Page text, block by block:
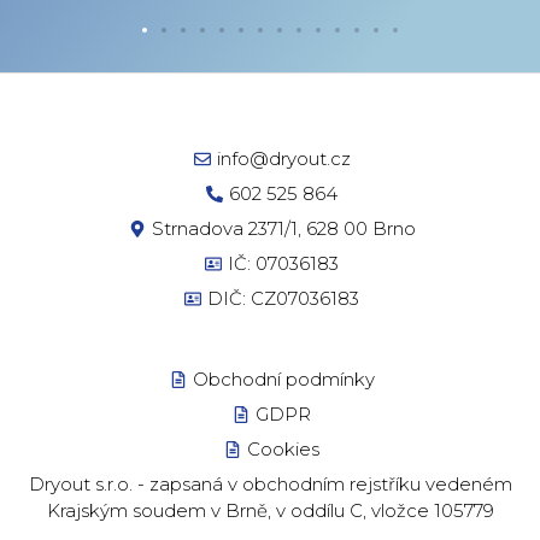
info@dryout.cz
602 525 864
Strnadova 2371/1, 628 00 Brno
IČ: 07036183
DIČ: CZ07036183
Obchodní podmínky
GDPR
Cookies
Dryout s.r.o. - zapsaná v obchodním rejstříku vedeném
Krajským soudem v Brně, v oddílu C, vložce 105779